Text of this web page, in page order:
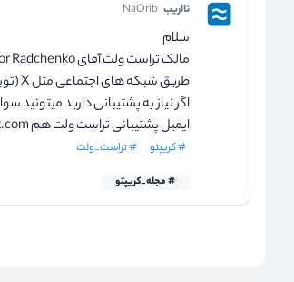
نااریب NaOrib
سلام
طریق شبکه های اجتماعی مثل X (توییتر) یا لینکدین میتونیدبا ایشون در ارتباط باشید
اگر نیاز به پشتیبانی دارید میتونید
ایمیل پشتیبانی تراست ولت هم Support@trustwallet.com هست
# کریپتو # تراست_ولت
# مجله_کریپتو